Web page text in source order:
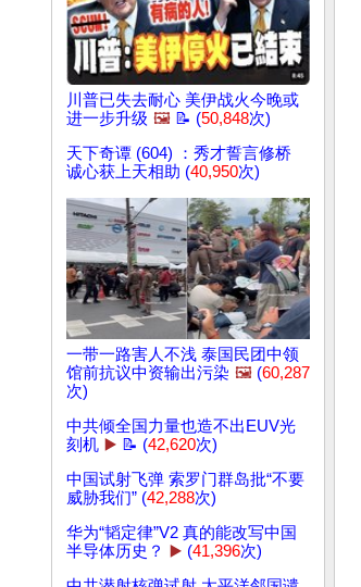
川普已失去耐心 美伊战火今晚或
进一步升级 🖼️ 📝 (50,848次)
天下奇谭 (604) ：秀才誓言修桥
诚心获上天相助 (40,950次)
一带一路害人不浅 泰国民团中领
馆前抗议中资输出污染 🖼️ (60,287
次)
中共倾全国力量也造不出EUV光
刻机 ▶️ 📝 (42,620次)
中国试射飞弹 索罗门群岛批“不要
威胁我们” (42,288次)
华为“韬定律”V2 真的能改写中国
半导体历史？
▶️ (41,396次)